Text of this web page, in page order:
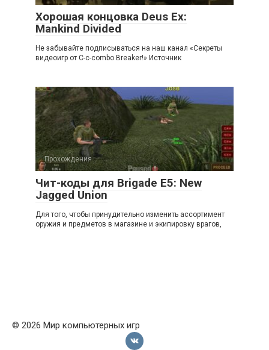
Хорошая концовка Deus Ex:
Mankind Divided
Не забывайте подписываться на наш канал «Секреты
видеоигр от C-c-combo Breaker!» Источник
Прохождения
Чит-коды для Brigade E5: New
Jagged Union
Для того, чтобы принудительно изменить ассортимент
оружия и предметов в магазине и экипировку врагов,
© 2026 Мир компьютерных игр